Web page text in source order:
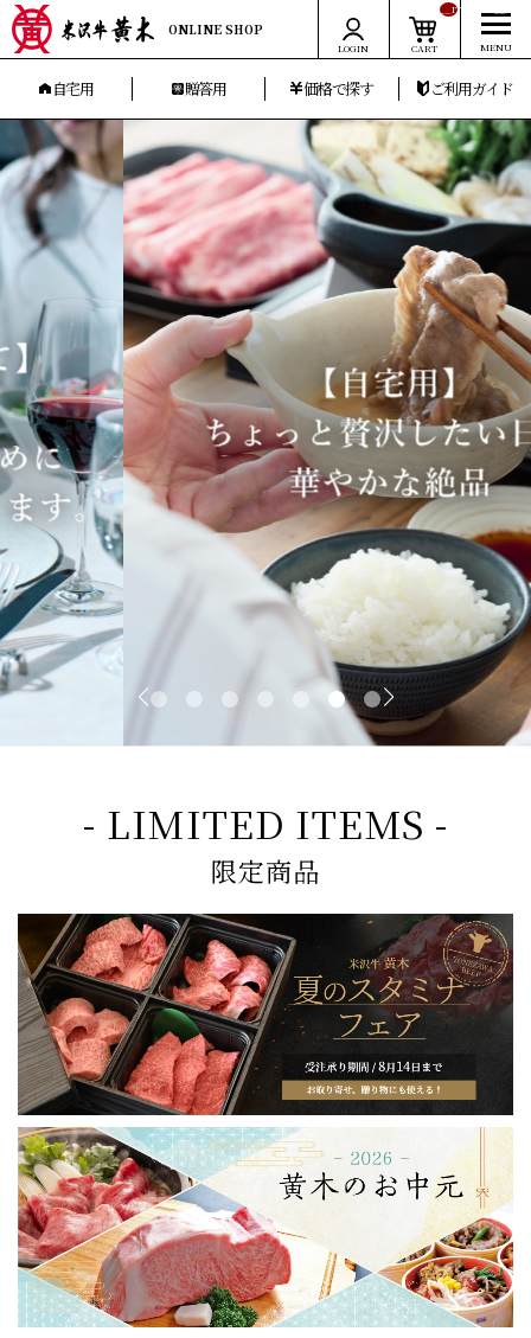
ONLINE SHOP
LOGIN CART
__ITM_CNT__
自宅用 贈答用 価格で探す ご利用ガイド
- LIMITED ITEMS -
限定商品